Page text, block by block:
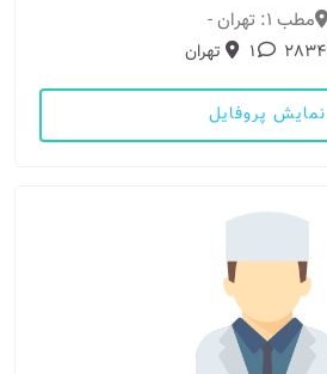
مطب 1: تهران -
2834
1 تهران
نمایش پروفایل